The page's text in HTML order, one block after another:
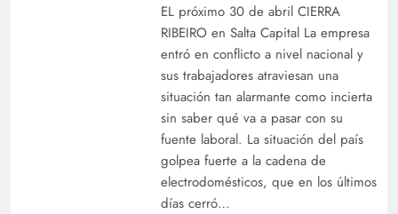
EL próximo 30 de abril CIERRA
RIBEIRO en Salta Capital La empresa
entró en conflicto a nivel nacional y
sus trabajadores atraviesan una
situación tan alarmante como incierta
sin saber qué va a pasar con su
fuente laboral. La situación del país
golpea fuerte a la cadena de
electrodomésticos, que en los últimos
días cerró…